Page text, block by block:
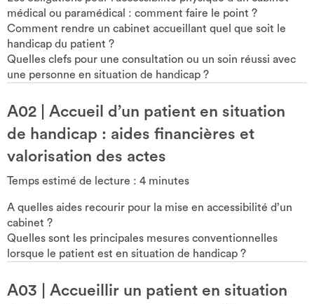
médical ou paramédical : comment faire le point ?
Comment rendre un cabinet accueillant quel que soit le
handicap du patient ?
Quelles clefs pour une consultation ou un soin réussi avec
une personne en situation de handicap ?
A02
Accueil d’un patient en situation
de handicap : aides financières et
valorisation des actes
Temps estimé de lecture : 4 minutes
A quelles aides recourir pour la mise en accessibilité d’un
cabinet ?
Quelles sont les principales mesures conventionnelles
lorsque le patient est en situation de handicap ?
A03
Accueillir un patient en situation